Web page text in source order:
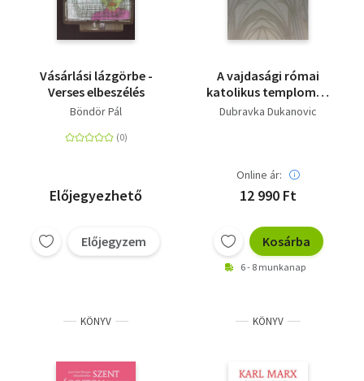
Vásárlási lázgörbe -
Verses elbeszélés
Böndör Pál
Előjegyezhető
Előjegyzem
A vajdasági római
katolikus templomok
architektúrája 1699-
Dubravka Dukanovic
Online ár:
12 990 Ft
Kosárba
6 - 8 munkanap
KÖNYV KÖNYV